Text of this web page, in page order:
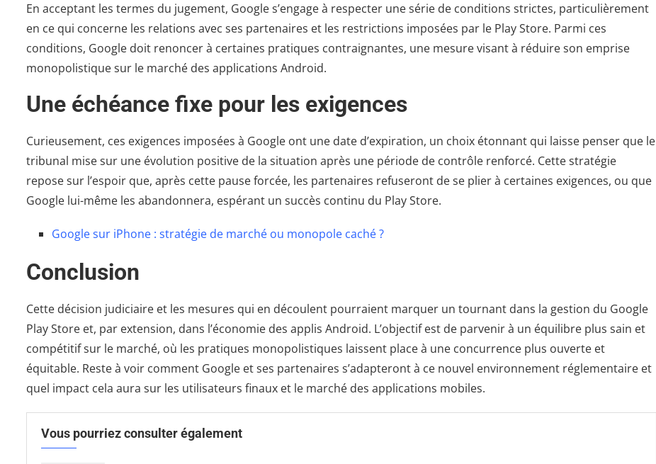
En acceptant les termes du jugement, Google s’engage à respecter une série de conditions strictes, particulièrement
en ce qui concerne les relations avec ses partenaires et les restrictions imposées par le Play Store. Parmi ces
conditions, Google doit renoncer à certaines pratiques contraignantes, une mesure visant à réduire son emprise
monopolistique sur le marché des applications Android.
Une échéance fixe pour les exigences
Curieusement, ces exigences imposées à Google ont une date d’expiration, un choix étonnant qui laisse penser que le
tribunal mise sur une évolution positive de la situation après une période de contrôle renforcé. Cette stratégie
repose sur l’espoir que, après cette pause forcée, les partenaires refuseront de se plier à certaines exigences, ou que
Google lui-même les abandonnera, espérant un succès continu du Play Store.
Google sur iPhone : stratégie de marché ou monopole caché ?
Conclusion
Cette décision judiciaire et les mesures qui en découlent pourraient marquer un tournant dans la gestion du Google
Play Store et, par extension, dans l’économie des applis Android. L’objectif est de parvenir à un équilibre plus sain et
compétitif sur le marché, où les pratiques monopolistiques laissent place à une concurrence plus ouverte et
équitable. Reste à voir comment Google et ses partenaires s’adapteront à ce nouvel environnement réglementaire et
quel impact cela aura sur les utilisateurs finaux et le marché des applications mobiles.
Vous pourriez consulter également